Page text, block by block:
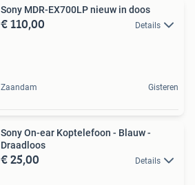
Sony MDR-EX700LP nieuw in doos
€ 110,00 Details
Zaandam Gisteren
Sony On-ear Koptelefoon - Blauw -
Draadloos
€ 25,00 Details